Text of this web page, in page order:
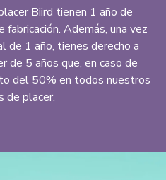
Biird tienen 1 año de
Además, una vez
de 1 año, tienes derecho a
de 5 años que, en caso de
del 50% en todos nuestros
de placer.